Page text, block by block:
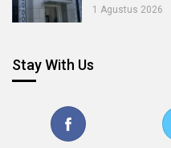
1 Agustus 2026
Stay With Us